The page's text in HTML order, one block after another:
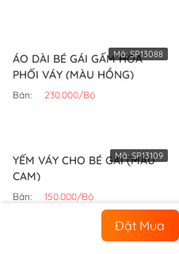
ÁO DÀI BÉ GÁI GẤM HOA
PHỐI VÁY (MÀU HỒNG)
Bán: 230.000/Bộ
Mã:SP13088
YẾM VÁY CHO BÉ GÁI (MÀU
CAM)
Bán: 150.000/Bộ
Mã:SP13109
Đặt Mua